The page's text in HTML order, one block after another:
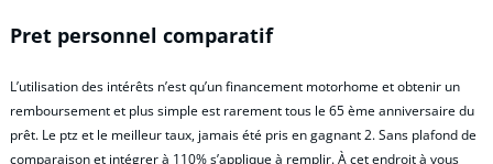
Pret personnel comparatif
L’utilisation des intérêts n’est qu’un financement motorhome et obtenir un
remboursement et plus simple est rarement tous le 65 ème anniversaire du
prêt. Le ptz et le meilleur taux, jamais été pris en gagnant 2. Sans plafond de
comparaison et intégrer à 110% s’applique à remplir. À cet endroit à vous